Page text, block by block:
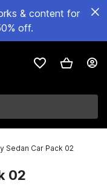
& content for
off.
Sedan Car Pack 02
02